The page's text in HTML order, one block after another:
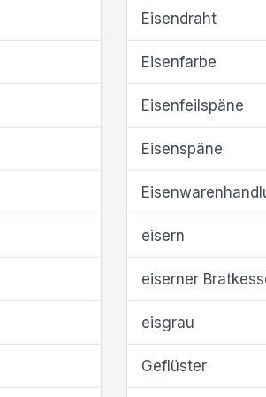
Eisendraht
Eisenfarbe
Eisenfeilspäne
Eisenspäne
eisern
eiserner
eisgrau
Geflüster